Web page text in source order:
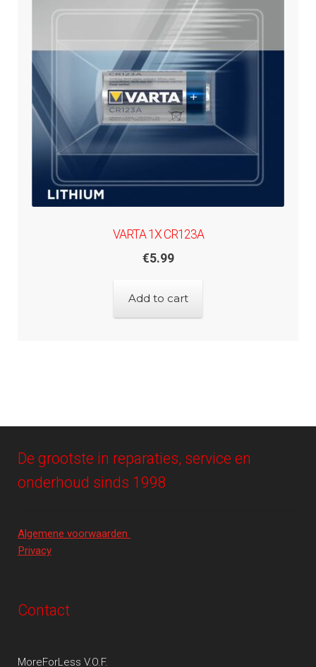
VARTA 1X CR123A
€5.99
Add to cart
De grootste in reparaties, service en
onderhoud sinds 1998
Algemene voorwaarden
Privacy
Contact
MoreForLess V.O.F.